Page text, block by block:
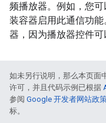
频播放器。例如，您可
装容器启用此通信功
器，因为播放器控件可
如未另行说明，那么本页面
许可，并且代码示例已根据
参阅 Google 开发者网站政
标。